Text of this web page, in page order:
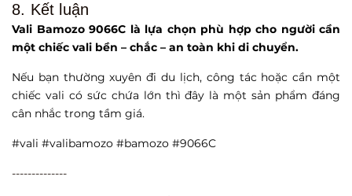
8. Kết luận
Vali Bamozo 9066C là lựa chọn phù hợp cho người cần
một chiếc vali bền – chắc – an toàn khi di chuyển.
Nếu bạn thường xuyên đi du lịch, công tác hoặc cần một
chiếc vali có sức chứa lớn thì đây là một sản phẩm đáng
cân nhắc trong tầm giá.
#vali #valibamozo #bamozo #9066C
--------------